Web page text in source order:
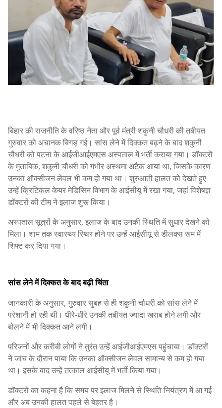
बिहार की राजनीति के वरिष्ठ नेता और पूर्व मंत्री शकुनी चौधरी की तबीयत
गुरुवार को अचानक बिगड़ गई। सांस लेने में दिक्कत बढ़ने के बाद शकुनी
चौधरी को पटना के आईजीआईएमएस अस्पताल में भर्ती कराया गया। डॉक्टरों
के मुताबिक, शकुनी चौधरी को गंभीर अस्थमा अटैक आया था, जिसके कारण
उनका ऑक्सीजन लेवल भी कम हो गया था। शुरुआती हालत को देखते हुए
उन्हें क्रिटिकल केयर मेडिसिन विभाग के आईसीयू में रखा गया, जहां विशेषज्ञ
डॉक्टरों की टीम ने इलाज शुरू किया।
अस्पताल सूत्रों के अनुसार, इलाज के बाद उनकी स्थिति में सुधार देखने को
मिला। शाम तक स्वास्थ्य स्थिर होने पर उन्हें आईसीयू से डीलक्स रूम में
शिफ्ट कर दिया गया।
सांस लेने में दिक्कत के बाद बढ़ी चिंता
जानकारी के अनुसार, गुरुवार सुबह से ही शकुनी चौधरी को सांस लेने में
परेशानी हो रही थी। धीरे-धीरे उनकी तबीयत ज्यादा खराब होने लगी और
बोलने में भी दिक्कत आने लगी।
परिजनों और करीबी लोगों ने तुरंत उन्हें आईजीआईएमएस पहुंचाया। डॉक्टरों
ने जांच के दौरान पाया कि उनका ऑक्सीजन लेवल सामान्य से कम हो गया
था। इसके बाद उन्हें तत्काल आईसीयू में भर्ती किया गया।
डॉक्टरों का कहना है कि समय पर इलाज मिलने से स्थिति नियंत्रण में आ गई
और अब उनकी हालत पहले से बेहतर है।